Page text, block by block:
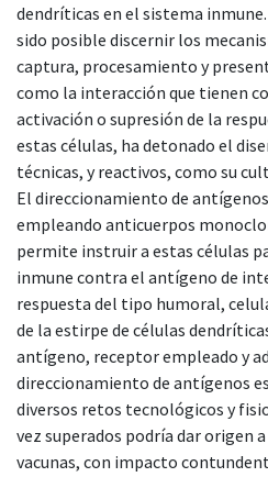
dendríticas en el sistema
sido posible discernir los
captura, procesamiento y
como la interacción que tienen
activación o supresión de la
estas células, ha detonado el
técnicas, y reactivos, como su
El direccionamiento de
empleando anticuerpos
permite instruir a estas células
inmune contra el antígeno de
respuesta del tipo humoral,
de la estirpe de células
antígeno, receptor empleado y
direccionamiento de antígenos
diversos retos tecnológicos y
vez superados podría dar origen
vacunas, con impacto